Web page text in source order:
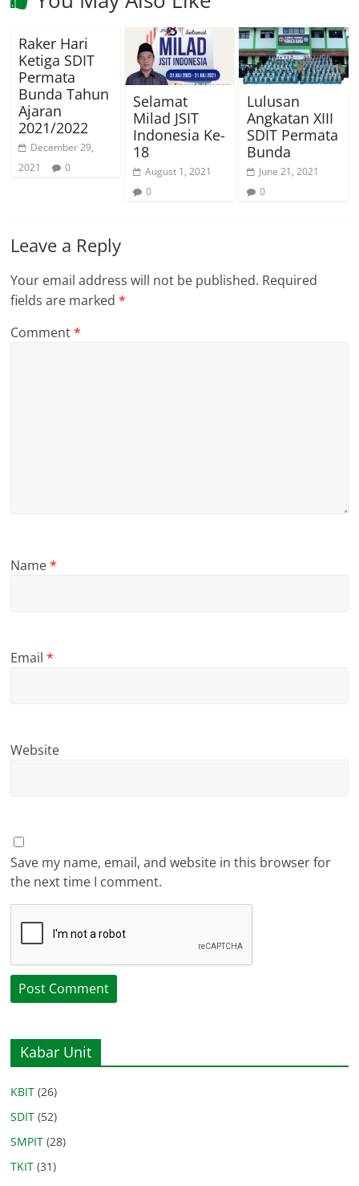
Raker Hari
Ketiga SDIT
Permata
Bunda Tahun
Ajaran
2021/2022
December 29,
2021
0
Selamat
Milad JSIT
Indonesia Ke-
18
August 1, 2021
0
Lulusan
Angkatan XIII
SDIT Permata
Bunda
June 21, 2021
0
Leave a Reply
Your email address will not be published. Required
fields are marked*
Comment*
Name*
Email*
Website
Save my name, email, and website in this browser for
the next time I comment.
Kabar Unit
KBIT (26)
SDIT (52)
SMPIT (28)
TKIT (31)